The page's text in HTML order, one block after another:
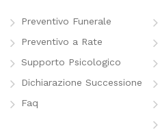
Preventivo Funerale
Preventivo a Rate
Supporto Psicologico
Dichiarazione Successione
Faq